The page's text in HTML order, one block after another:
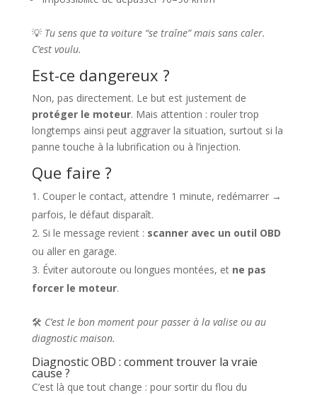
💡 Tu sens que ta voiture “se traîne” mais sans caler.
C’est voulu.
Est-ce dangereux ?
Non, pas directement. Le but est justement de
protéger le moteur. Mais attention : rouler trop
longtemps ainsi peut aggraver la situation, surtout si la
panne touche à la lubrification ou à l’injection.
Que faire ?
Couper le contact, attendre 1 minute, redémarrer →
parfois, le défaut disparaît.
Si le message revient : scanner avec un outil OBD
ou aller en garage.
Éviter autoroute ou longues montées, et ne pas
forcer le moteur.
🛠️ C’est le bon moment pour passer à la valise ou au
diagnostic maison.
Diagnostic OBD : comment trouver la vraie
cause ?
C’est là que tout change : pour sortir du flou du